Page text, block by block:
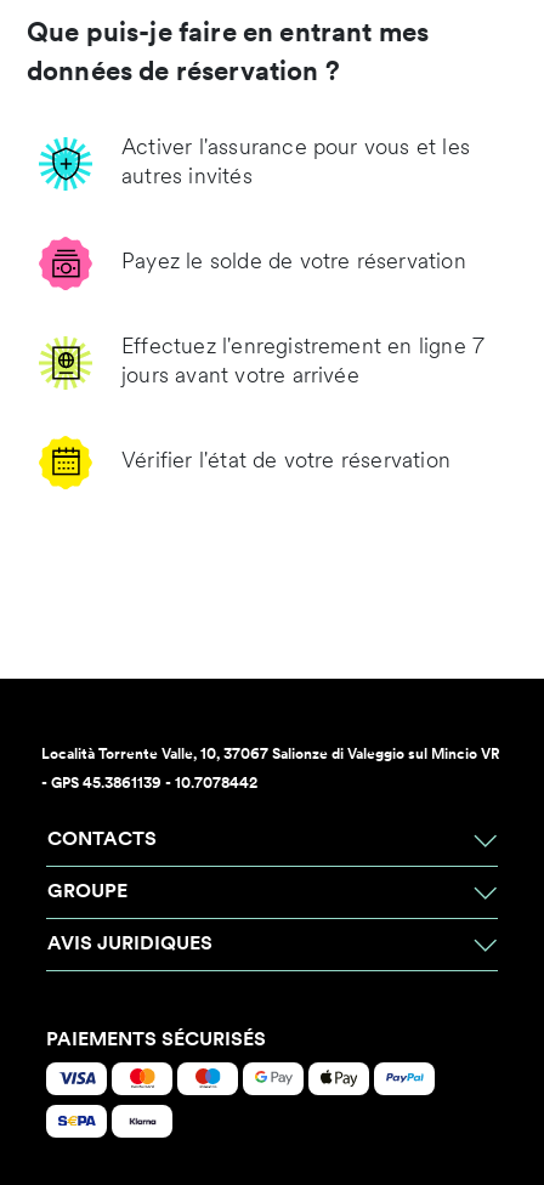
Que puis-je faire en entrant mes
données de réservation ?
Activer l'assurance pour vous et les
autres invités
Payez le solde de votre réservation
Effectuez l'enregistrement en ligne 7
jours avant votre arrivée
Vérifier l'état de votre réservation
Località Torrente Valle, 10, 37067 Salionze di Valeggio sul Mincio VR
- GPS 45.3861139 - 10.7078442
CONTACTS
GROUPE
AVIS JURIDIQUES
PAIEMENTS SÉCURISÉS